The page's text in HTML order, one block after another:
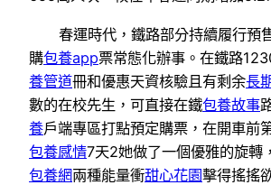
春運時代，鐵路部分持續履行預
購包養app票常態化辦事。在鐵路
養管道冊和優惠天資核驗且有剩余長
數的在校先生，可直接在鐵包養故事
養戶端專區打點預定購票，在開車前
包養感情7天2她做了一個優雅的旋轉
包養網兩種能量衝甜心花園擊得搖搖